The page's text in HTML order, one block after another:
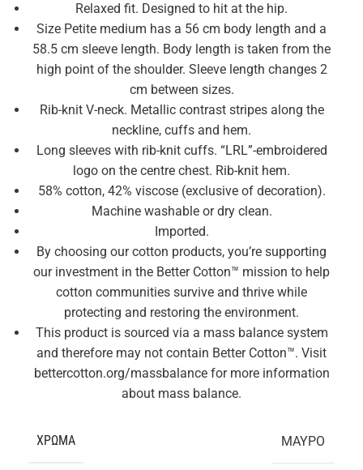
Relaxed fit. Designed to hit at the hip.
Size Petite medium has a 56 cm body length and a
58.5 cm sleeve length. Body length is taken from the
high point of the shoulder. Sleeve length changes 2
cm between sizes.
Rib-knit V-neck. Metallic contrast stripes along the
neckline, cuffs and hem.
Long sleeves with rib-knit cuffs. “LRL”-embroidered
logo on the centre chest. Rib-knit hem.
58% cotton, 42% viscose (exclusive of decoration).
Machine washable or dry clean.
Imported.
By choosing our cotton products, you’re supporting
our investment in the Better Cotton™ mission to help
cotton communities survive and thrive while
protecting and restoring the environment.
This product is sourced via a mass balance system
and therefore may not contain Better Cotton™. Visit
bettercotton.org/massbalance for more information
about mass balance.
ΧΡΏΜΑ ΜΑΥΡΟ